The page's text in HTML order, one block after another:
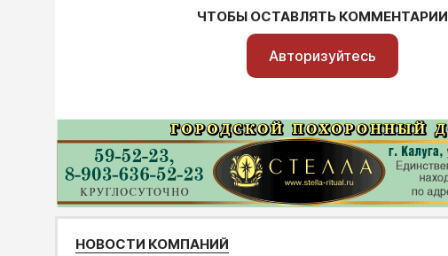
ЧТОБЫ ОСТАВЛЯТЬ КОММЕНТАРИИ
Авторизуйтесь
НОВОСТИ КОМПАНИЙ